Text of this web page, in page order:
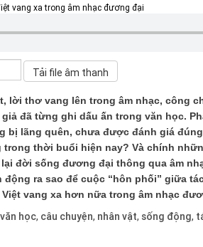
lời thơ vang lên trong âm nhạc, công
đã từng ghi dấu ấn trong văn học.
bị lãng quên, chưa được đánh giá
thời buổi hiện nay? Và chính
đời sống đương đại thông qua âm
ra sao để cuộc “hôn phối” giữa
vang xa hơn nữa trong âm nhạc
văn học, câu chuyện, nhân vật, sống động,